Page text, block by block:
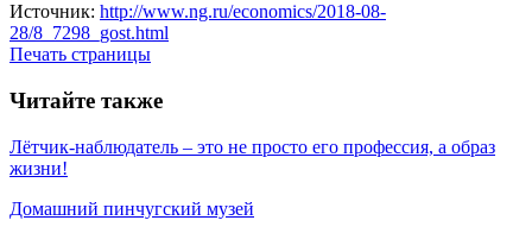
Источник: http://www.ng.ru/economics/2018-08-
28/8_7298_gost.html
Печать страницы
Читайте также
Лётчик-наблюдатель – это не просто его профессия, а образ
жизни!
Домашний пинчугский музей